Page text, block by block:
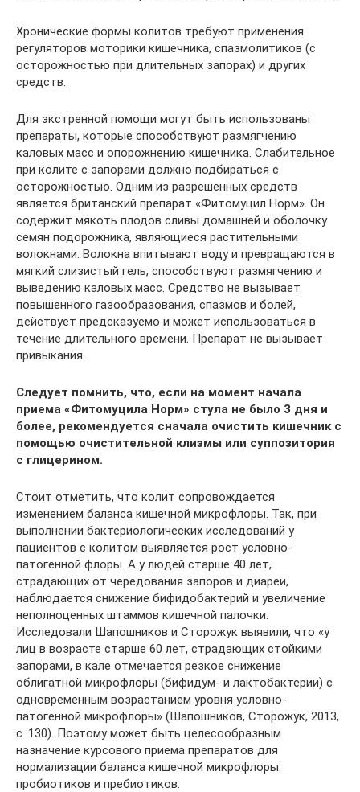
Хронические формы колитов требуют применения
регуляторов моторики кишечника, спазмолитиков (с
осторожностью при длительных запорах) и других
средств.
Для экстренной помощи могут быть использованы
препараты, которые способствуют размягчению
каловых масс и опорожнению кишечника. Слабительное
при колите с запорами должно подбираться с
осторожностью. Одним из разрешенных средств
является британский препарат «Фитомуцил Норм». Он
содержит мякоть плодов сливы домашней и оболочку
семян подорожника, являющиеся растительными
волокнами. Волокна впитывают воду и превращаются в
мягкий слизистый гель, способствуют размягчению и
выведению каловых масс. Средство не вызывает
повышенного газообразования, спазмов и болей,
действует предсказуемо и может использоваться в
течение длительного времени. Препарат не вызывает
привыкания.
Следует помнить, что, если на момент начала
приема «Фитомуцила Норм» стула не было 3 дня и
более, рекомендуется сначала очистить кишечник с
помощью очистительной клизмы или суппозитория
с глицерином.
Стоит отметить, что колит сопровождается
изменением баланса кишечной микрофлоры. Так, при
выполнении бактериологических исследований у
пациентов с колитом выявляется рост условно-
патогенной флоры. А у людей старше 40 лет,
страдающих от чередования запоров и диареи,
наблюдается снижение бифидобактерий и увеличение
неполноценных штаммов кишечной палочки.
Исследовали Шапошников и Сторожук выявили, что «у
лиц в возрасте старше 60 лет, страдающих стойкими
запорами, в кале отмечается резкое снижение
облигатной микрофлоры (бифидум- и лактобактерии) с
одновременным возрастанием уровня условно-
патогенной микрофлоры» (Шапошников, Сторожук, 2013,
с. 130). Поэтому может быть целесообразным
назначение курсового приема препаратов для
нормализации баланса кишечной микрофлоры:
пробиотиков и пребиотиков.